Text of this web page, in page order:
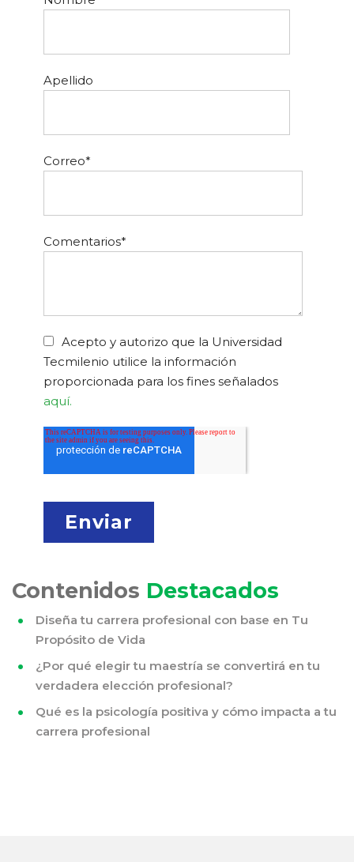
Apellido
Correo*
Comentarios*
Acepto y autorizo que la Universidad
Tecmilenio utilice la información
proporcionada para los fines señalados
aquí.
Contenidos Destacados
Diseña tu carrera profesional con base en Tu
Propósito de Vida
¿Por qué elegir tu maestría se convertirá en tu
verdadera elección profesional?
Qué es la psicología positiva y cómo impacta a tu
carrera profesional